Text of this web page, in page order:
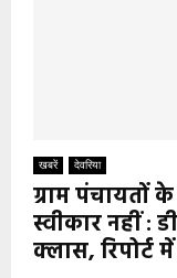
खबरें देवरिया
ग्राम पंचायतों
स्वीकार नहीं :
क्लास, रिपोर्ट